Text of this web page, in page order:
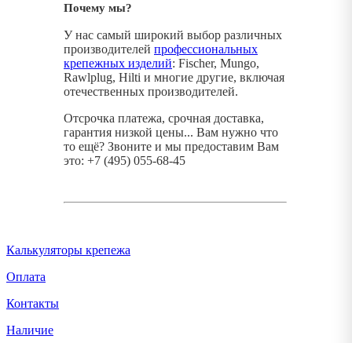
Почему мы?
У нас самый широкий выбор различных
производителей профессиональных
крепежных изделий: Fischer, Mungo,
Rawlplug, Hilti и многие другие, включая
отечественных производителей.
Отсрочка платежа, срочная доставка,
гарантия низкой цены... Вам нужно что
то ещё? Звоните и мы предоставим Вам
это: +7 (495) 055-68-45
Калькуляторы крепежа
Оплата
Контакты
Наличие